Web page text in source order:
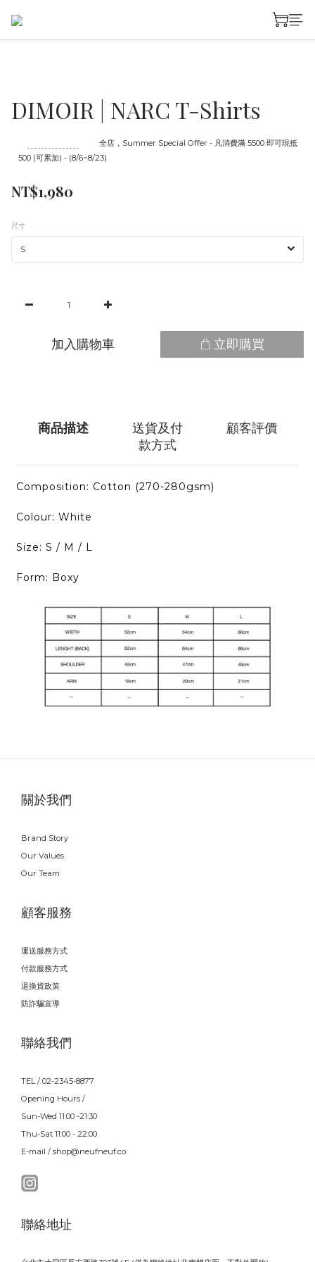
DIMOIR | NARC T-Shirts
全店，Summer Special Offer - 凡消費滿 5500 即可現抵
500 (可累加) - (8/6~8/23)
NT$1,980
尺寸
加入購物車 立即購買
商品描述
送貨及付
款方式
顧客評價
Composition: Cotton (270-280gsm)
Colour: White
Size: S / M / L
Form: Boxy
關於我們
Brand Story
Our Values
Our Team
顧客服務
運送服務方式
付款服務方式
退換貨政策
防詐騙宣導
聯絡我們
TEL / 02-2345-8877
Opening Hours /
Sun-Wed 11:00 -21:30
Thu-Sat 11:00 - 22:00
E-mail / shop@neufneuf.co
聯絡地址